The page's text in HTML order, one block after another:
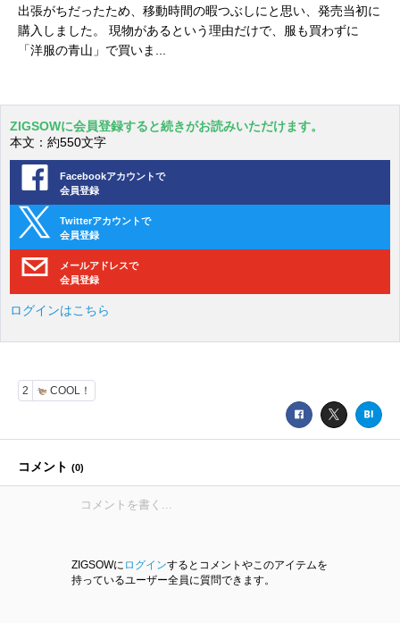
出張がちだったため、移動時間の暇つぶしにと思い、発売当初に
購入しました。 現物があるという理由だけで、服も買わずに
「洋服の青山」で買いま...
ZIGSOWに会員登録すると続きがお読みいただけます。
本文：約550文字
Facebookアカウントで
会員登録
Twitterアカウントで
会員登録
メールアドレスで
会員登録
ログインはこちら
2 COOL！
コメント (0)
ZIGSOWに ログインするとコメントやこのアイテムを
持っているユーザー全員に質問できます。